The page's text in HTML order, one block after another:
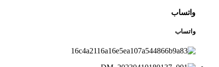
واتساب
واتساب